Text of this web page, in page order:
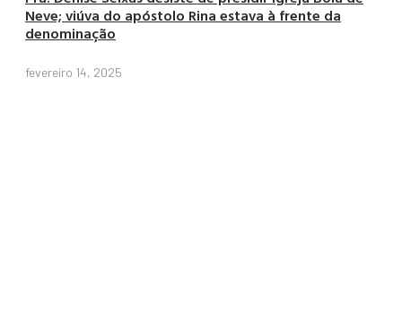
Neve; viúva do apóstolo Rina estava à frente da
denominação
fevereiro 14, 2025